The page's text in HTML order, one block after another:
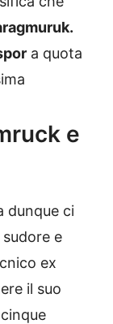
a quota
e
dunque ci
e
ex
il suo